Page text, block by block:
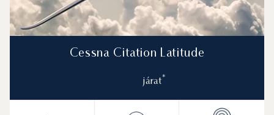
Cessna Citation Latitude
járat*